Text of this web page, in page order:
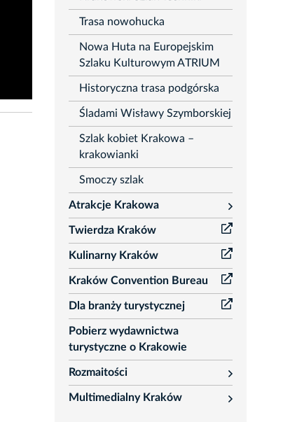
Trasa nowohucka
Nowa Huta na Europejskim
Szlaku Kulturowym ATRIUM
Historyczna trasa podgórska
Śladami Wisławy Szymborskiej
Szlak kobiet Krakowa –
krakowianki
Smoczy szlak
Atrakcje Krakowa
rozwiń
Twierdza Kraków
Kulinarny Kraków
Kraków Convention Bureau
Dla branży turystycznej
Pobierz wydawnictwa
turystyczne o Krakowie
Rozmaitości
rozwiń
Multimedialny Kraków
rozwiń